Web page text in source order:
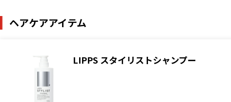
ヘアケアアイテム
LIPPS スタイリストシャンプー